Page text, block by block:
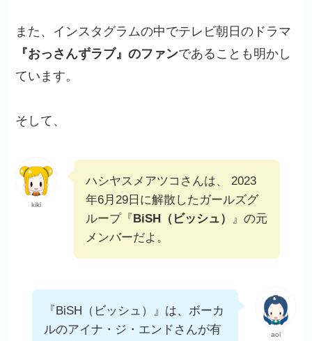
また、インスタグラムの中でテレビ朝日のドラマ
『おっさんずラブ』のファンであることも明かし
ています。
そして、
kiki
ハシヤスメアツコさんは、 2023
年6月29日に解散したガールズグ
ループ『 BiSH（ビッシュ） 』の元
メンバーだよ。
aoi
『BiSH（ビッシュ）』は、ボーカ
ルのアイナ・ジ・エンドさんが有